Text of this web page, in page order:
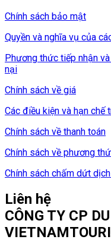
Chính sách bảo mật
Quyền và nghĩa vụ của
Phương thức tiếp nhận
nại
Chính sách về giá
Các điều kiện và hạn chế
Chính sách về thanh toán
Chính sách về phương
Chính sách chấm dứt
Liên hệ
CÔNG TY CP